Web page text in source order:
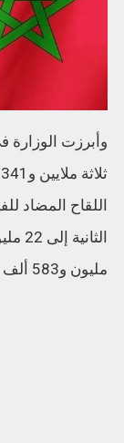
اللقاح المضاد
مليون و583 ألف و273 شخص تلقوا الجرعة الأولى.